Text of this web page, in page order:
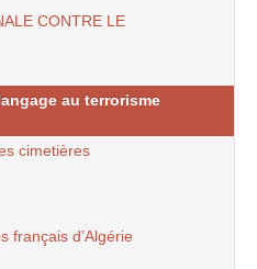
CONTRE LE
au terrorisme
cimetières
français d’Algérie